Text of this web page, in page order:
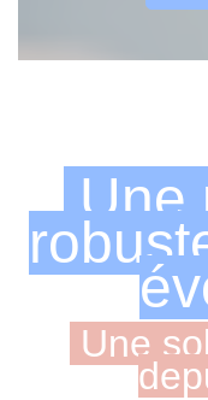
Une
Une